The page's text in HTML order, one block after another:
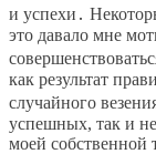
и успехи․
это давало мне
как результат
случайного
успешных, так и
моей собственной